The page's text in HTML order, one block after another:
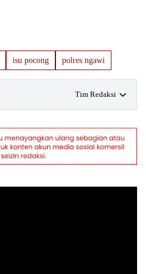
isu pocong polres ngawi
Tim Redaksi